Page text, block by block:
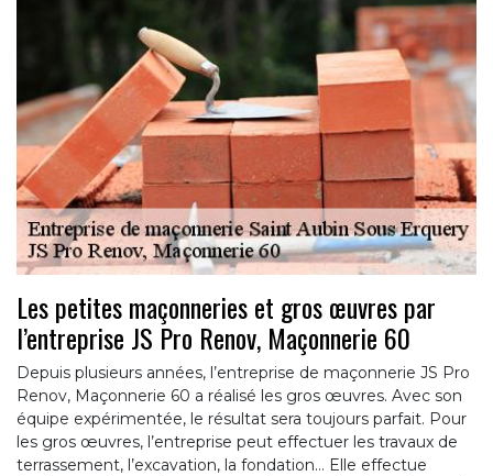
Les petites maçonneries et gros œuvres par
l’entreprise JS Pro Renov, Maçonnerie 60
Depuis plusieurs années, l’entreprise de maçonnerie JS Pro
Renov, Maçonnerie 60 a réalisé les gros œuvres. Avec son
équipe expérimentée, le résultat sera toujours parfait. Pour
les gros œuvres, l’entreprise peut effectuer les travaux de
terrassement, l’excavation, la fondation… Elle effectue